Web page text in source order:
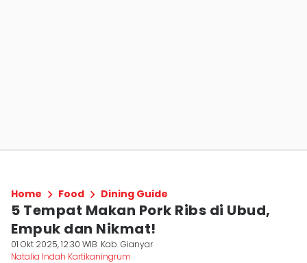
Home Food Dining Guide
5 Tempat Makan Pork Ribs di Ubud,
Empuk dan Nikmat!
01 Okt 2025, 12:30 WIB Kab. Gianyar
Natalia Indah Kartikaningrum